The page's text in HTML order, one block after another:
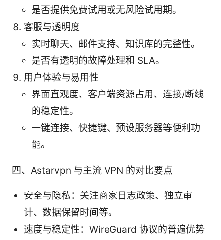
是否提供免费试用或无风险试用期。
客服与透明度
实时聊天、邮件支持、知识库的完整性。
是否有透明的故障处理和 SLA。
用户体验与易用性
界面直观度、客户端资源占用、连接/断线
的稳定性。
一键连接、快捷键、预设服务器等便利功
能。
四、Astarvpn 与主流 VPN 的对比要点
安全与隐私：关注商家日志政策、独立审
计、数据保留时间等。
速度与稳定性：WireGuard 协议的普遍优势